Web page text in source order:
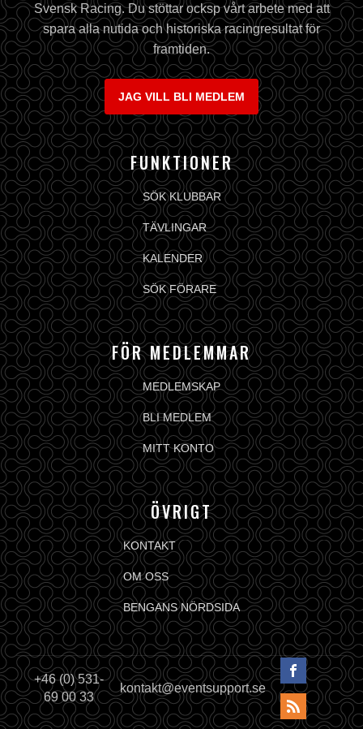
Svensk Racing. Du stöttar ocksp vårt arbete med att
spara alla nutida och historiska racingresultat för
framtiden.
JAG VILL BLI MEDLEM
FUNKTIONER
SÖK KLUBBAR
TÄVLINGAR
KALENDER
SÖK FÖRARE
FÖR MEDLEMMAR
MEDLEMSKAP
BLI MEDLEM
MITT KONTO
ÖVRIGT
KONTAKT
OM OSS
BENGANS NÖRDSIDA
+46 (0) 531-
69 00 33
kontakt@eventsupport.se